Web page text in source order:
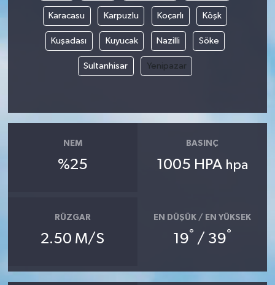
Karacasu Karpuzlu Koçarlı Köşk
Kuşadası Kuyucak Nazilli Söke
Sultanhisar Yenipazar
NEM
%25
BASINÇ
1005 HPA hpa
RÜZGAR
2.50 M/S
EN DÜŞÜK / EN YÜKSEK
19° / 39°